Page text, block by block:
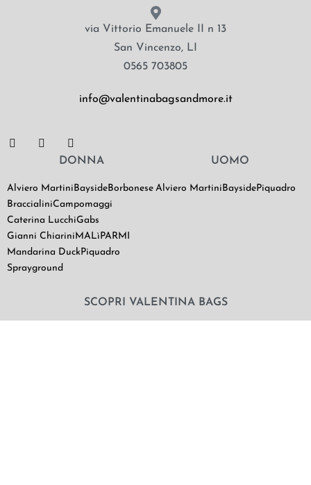
via Vittorio Emanuele II n 13
San Vincenzo, LI
0565 703805
info@valentinabagsandmore.it
DONNA
Alviero MartiniBaysideBorbonese
BraccialiniCampomaggi
Caterina LucchiGabs
Gianni ChiariniMALìPARMI
Mandarina DuckPiquadro
Sprayground
UOMO
Alviero MartiniBaysidePiquadro
SCOPRI VALENTINA BAGS